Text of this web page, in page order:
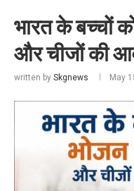
भारत के बच्चों
और चीजों की
written by Skgnews May